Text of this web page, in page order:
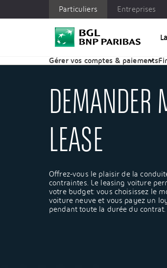
Entreprises Banque
Particuliers Entreprises
Gérer vos comptes & paiements
DEMANDER
LEASE
Offrez-vous le plaisir de la
contraintes. Le leasing voiture
votre budget: vous choisissez le
voiture neuve et vous payez un
pendant toute la durée du contrat.